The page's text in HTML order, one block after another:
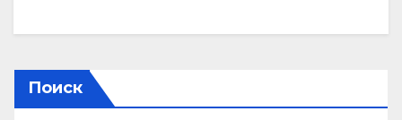
Поиск